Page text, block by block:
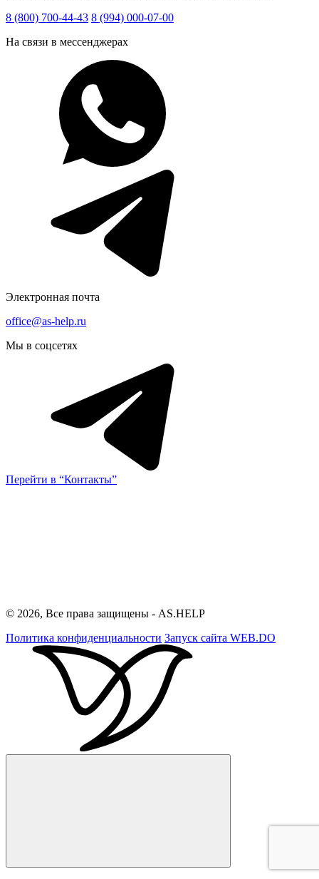
8 (800) 700-44-43 8 (994) 000-07-00
На связи в мессенджерах
Электронная почта
office@as-help.ru
Мы в соцсетях
Перейти в “Контакты”
© 2026, Все права защищены - AS.HELP
Политика конфиденциальности Запуск сайта WEB.DO